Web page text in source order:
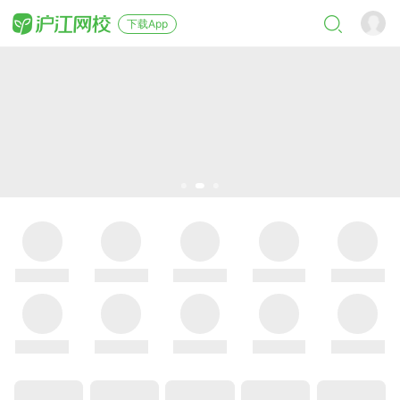
下载App